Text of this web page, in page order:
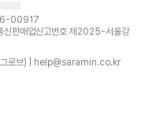
86-00917
신판매업신고번호 제2025-서울강
그로브) | help@saramin.co.kr